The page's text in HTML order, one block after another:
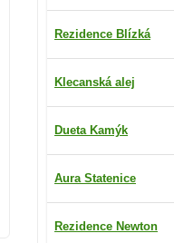
Rezidence Blízká
Klecanská alej
Dueta Kamýk
Aura Statenice
Rezidence Newton